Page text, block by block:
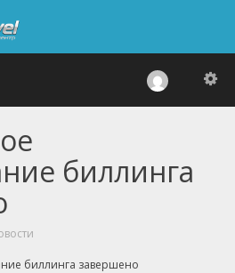
биллинга
биллинга завершено